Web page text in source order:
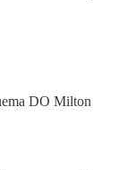
DO Milton